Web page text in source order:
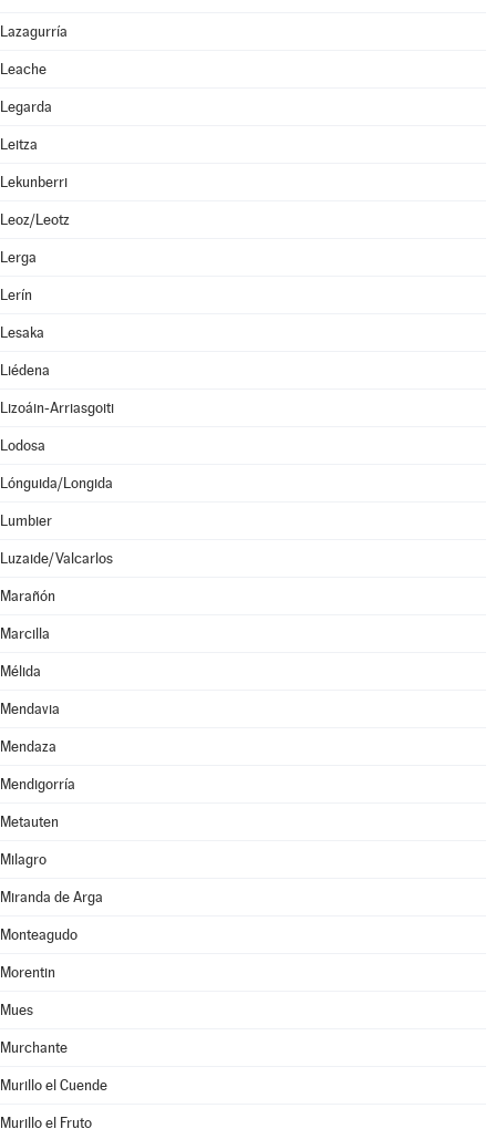
Lazagurría
Leache
Legarda
Leitza
Lekunberri
Leoz/Leotz
Lerga
Lerín
Lesaka
Liédena
Lizoáin-Arriasgoiti
Lodosa
Lónguida/Longida
Lumbier
Luzaide/Valcarlos
Marañón
Marcilla
Mélida
Mendavia
Mendaza
Mendigorría
Metauten
Milagro
Miranda de Arga
Monteagudo
Morentin
Mues
Murchante
Murillo el Cuende
Murillo el Fruto